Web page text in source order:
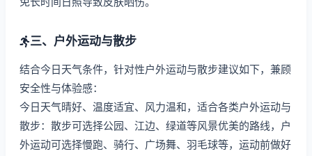
三、户外运动与散步
结合今日天气条件，针对性户外运动与散步建议如下，兼顾
安全性与体验感：
今日天气晴好、温度适宜、风力温和，适合各类户外运动与
散步：散步可选择公园、江边、绿道等风景优美的路线，户
外运动可选择慢跑、骑行、广场舞、羽毛球等，运动前做好